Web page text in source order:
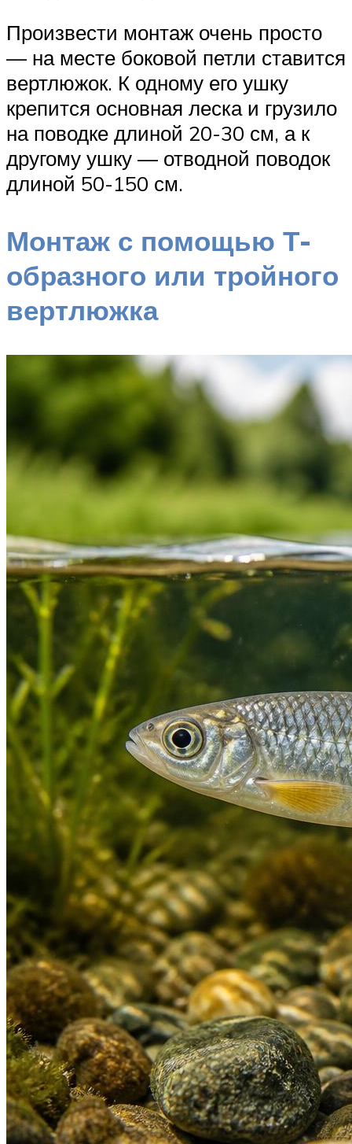
Произвести монтаж очень просто
— на месте боковой петли ставится
вертлюжок. К одному его ушку
крепится основная леска и грузило
на поводке длиной 20-30 см, а к
другому ушку — отводной поводок
длиной 50-150 см.
Монтаж с помощью Т-
образного или тройного
вертлюжка